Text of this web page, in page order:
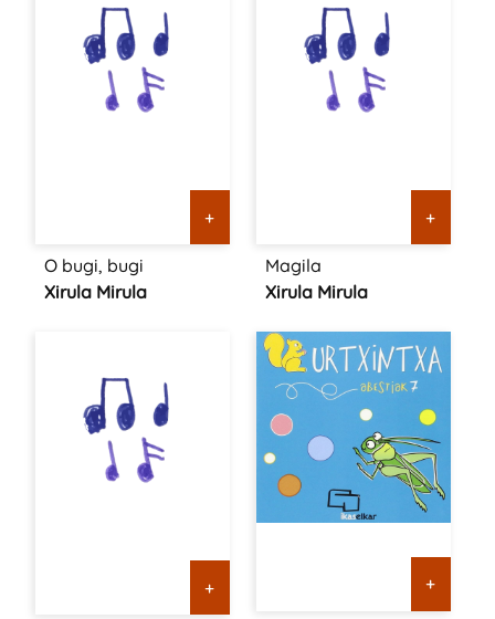
+
O bugi, bugi
Xirula Mirula
+
Magila
Xirula Mirula
+ +